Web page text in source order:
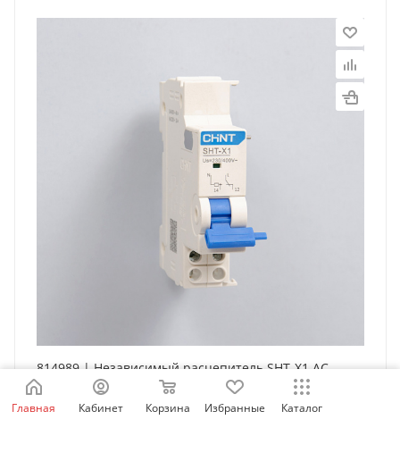
814989 | Независимый расцепитель SHT-X1 AC
230/400В для NXB-63, Chint
Есть в наличии: 6406
Главная Кабинет Корзина Избранные Каталог